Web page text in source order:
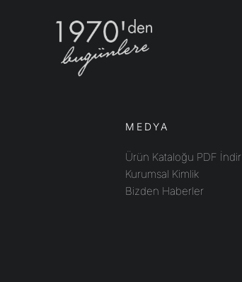
MEDYA
Ürün Kataloğu PDF İndir
Kurumsal Kimlik
Bizden Haberler